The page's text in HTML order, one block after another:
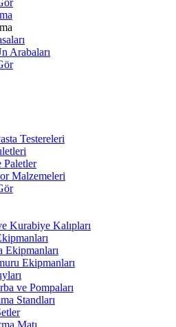
Arabaları
Testereleri
Paletler
Malzemeleri
Kurabiye Kalıpları
Ekipmanları
Ekipmanları
ve Pompaları
Standları
Matı